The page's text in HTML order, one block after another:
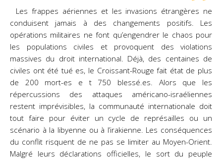
Les frappes aériennes et les invasions étrangères ne
conduisent jamais à des changements positifs. Les
opérations militaires ne font qu’engendrer le chaos pour
les populations civiles et provoquent des violations
massives du droit international. Déjà, des centaines de
civiles ont été tué es, le Croissant-Rouge fait état de plus
de 200 mort-es e t 750 blessé.es. Alors que les
répercussions des attaques américano-israéliennes
restent imprévisibles, la communauté internationale doit
tout faire pour éviter un cycle de représailles ou un
scénario à la libyenne ou à l’irakienne. Les conséquences
du conflit risquent de ne pas se limiter au Moyen-Orient.
Malgré leurs déclarations officielles, le sort du peuple